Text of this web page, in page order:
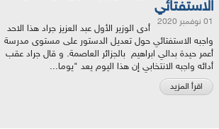
الاستفتائي
01 نوفمبر 2020
أدى الوزير الأول عبد العزيز جراد هذا الاحد
واجبه الاستفتائي حول تعديل الدستور على مستوى مدرسة
أعمر حيدة بدالي ابراهيم بالجزائر العاصمة. و قال جراد عقب
أدائه واجبه الانتخابي إن هذا اليوم يعد "يوما...
اقرأ المزيد